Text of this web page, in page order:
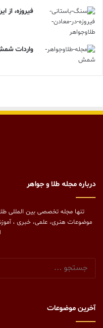
فیروزه، از
واردات
درباره مجله طلا و جواهر
تنها مجله تخصصی بین المللی
موضوعات هنری، علمی، خبری ،
آخرین موضوعات